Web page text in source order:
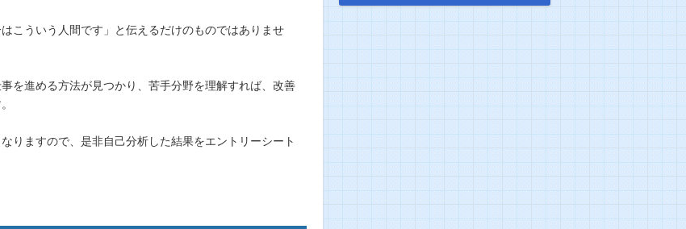
こういう人間です」と伝えるだけのものではありませ
を進める方法が見つかり、苦手分野を理解すれば、改善
りますので、是非自己分析した結果をエントリーシート